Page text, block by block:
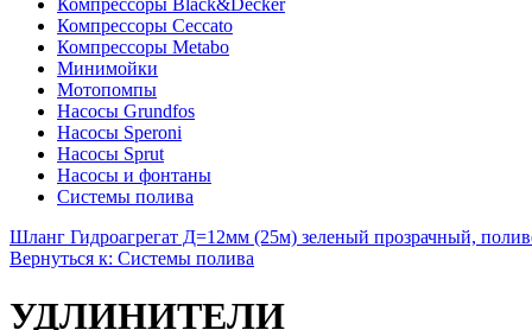
Компрессоры Ceccato
Компрессоры Metabo
Минимойки
Мотопомпы
Насосы Grundfos
Насосы Speroni
Насосы Sprut
Насосы и фонтаны
Системы полива
Шланг Гидроагрегат Д=12мм (25м) зеленый прозрачный,
Вернуться к: Системы полива
УДЛИНИТЕЛИ